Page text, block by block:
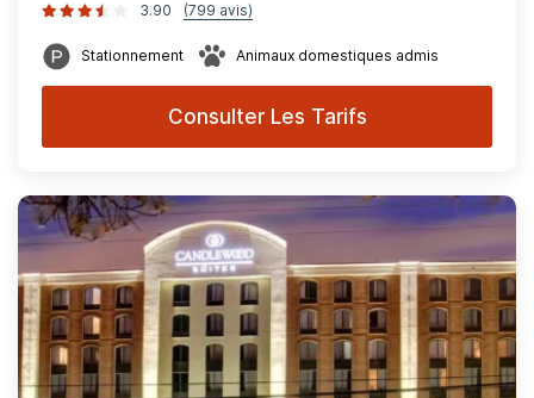
3.90
(799 avis)
Stationnement Animaux domestiques admis
Consulter Les Tarifs